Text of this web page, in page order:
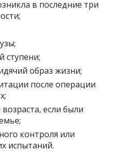
в последние три
ступени;
образ жизни;
после операции
если были
контроля или
испытаний.